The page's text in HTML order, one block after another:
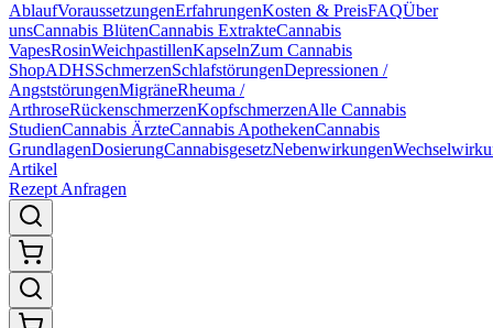
AblaufVoraussetzungenErfahrungenKosten & PreisFAQÜber
unsCannabis BlütenCannabis ExtrakteCannabis
VapesRosinWeichpastillenKapselnZum Cannabis
ShopADHSSchmerzenSchlafstörungenDepressionen /
AngststörungenMigräneRheuma /
ArthroseRückenschmerzenKopfschmerzenAlle Cannabis
StudienCannabis ÄrzteCannabis ApothekenCannabis
GrundlagenDosierungCannabisgesetzNebenwirkungen
Artikel
Rezept Anfragen